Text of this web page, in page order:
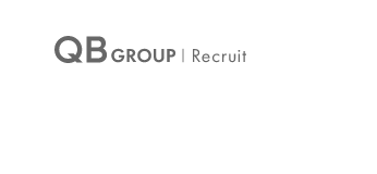
: Undefined array key 3 in/home/qbhouse/qb-